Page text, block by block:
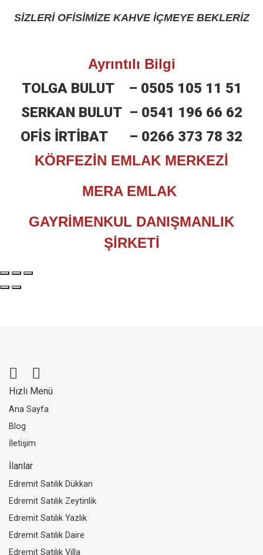
SİZLERİ OFİSİMİZE KAHVE İÇMEYE BEKLERİZ
Ayrıntılı Bilgi
TOLGA BULUT – 0505 105 11 51
SERKAN BULUT – 0541 196 66 62
OFİS İRTİBAT – 0266 373 78 32
KÖRFEZİN EMLAK MERKEZİ
MERA EMLAK
GAYRİMENKUL DANIŞMANLIK
ŞİRKETİ​
Hızlı Menü
Ana Sayfa
Blog
İletişim
İlanlar
Edremit Satılık Dükkan
Edremit Satılık Zeytinlik
Edremit Satılık Yazlık
Edremit Satılık Daire
Edremit Satılık Villa